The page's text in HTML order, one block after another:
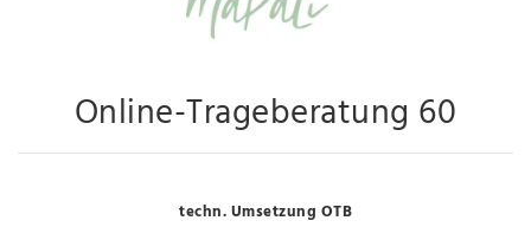
Online-Trageberatung 60
techn. Umsetzung OTB